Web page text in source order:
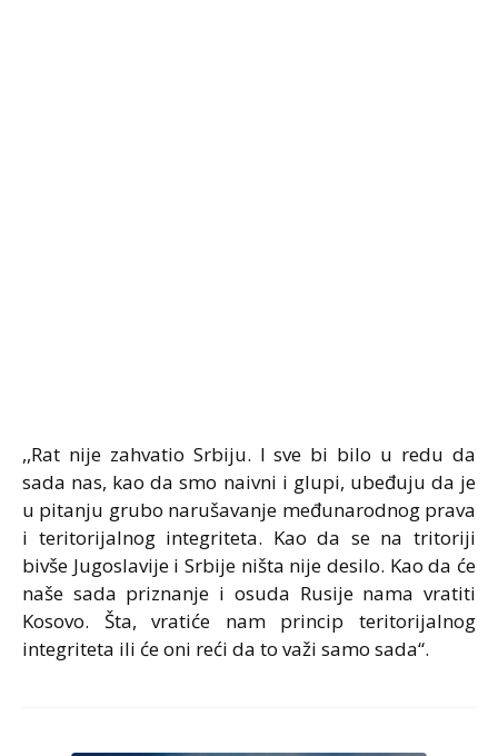
,,Rat nije zahvatio Srbiju. I sve bi bilo u redu da
sada nas, kao da smo naivni i glupi, ubeđuju da je
u pitanju grubo narušavanje međunarodnog prava
i teritorijalnog integriteta. Kao da se na tritoriji
bivše Jugoslavije i Srbije ništa nije desilo. Kao da će
naše sada priznanje i osuda Rusije nama vratiti
Kosovo. Šta, vratiće nam princip teritorijalnog
integriteta ili će oni reći da to važi samo sada“.